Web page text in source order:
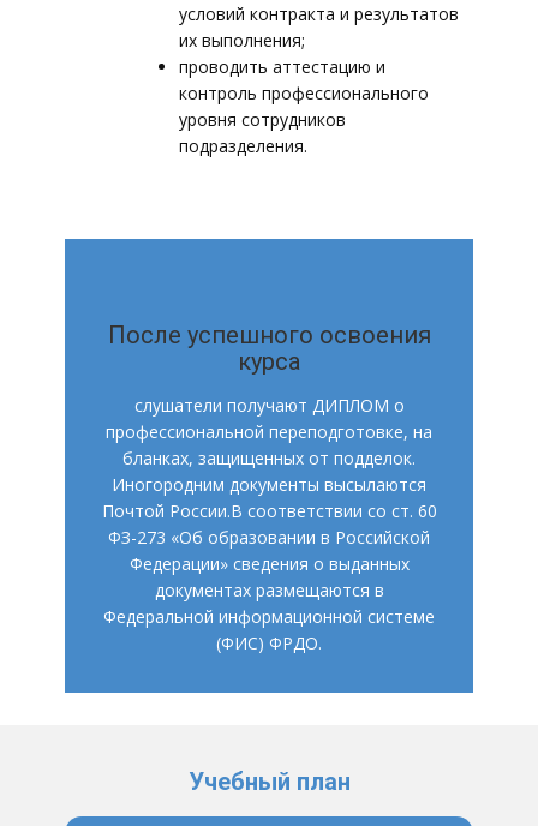
условий контракта и результатов
их выполнения;
проводить аттестацию и
контроль профессионального
уровня сотрудников
подразделения.
После успешного освоения
курса
слушатели получают ДИПЛОМ о
профессиональной переподготовке, на
бланках, защищенных от подделок.
Иногородним документы высылаются
Почтой России.В соответствии со ст. 60
ФЗ-273 «Об образовании в Российской
Федерации» сведения о выданных
документах размещаются в
Федеральной информационной системе
(ФИС) ФРДО.
Учебный план